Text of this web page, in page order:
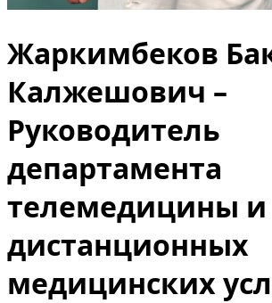
Жаркимбеков
Калжешович –
Руководитель
департамента
телемедицины и
дистанционных
медицинских